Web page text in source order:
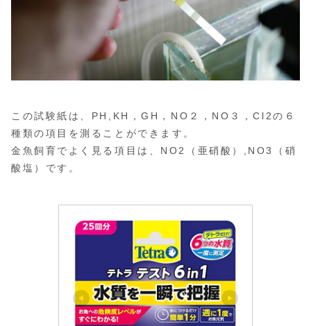
この試験紙は、PH,KH，GH，NO２，NO３，Cl2の６
種類の項目を測ることができます。
金魚飼育でよく見る項目は、NO2（亜硝酸）,NO3（硝
酸塩）です。